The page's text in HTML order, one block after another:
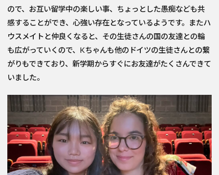
ので、お互い留学中の楽しい事、ちょっとした愚痴なども共
感することができ、心強い存在となっているようです。またハ
ウスメイトと仲良くなると、その生徒さんの国の友達との輪
も広がっていくので、Kちゃんも他のドイツの生徒さんとの繋
がりもできており、新学期からすぐにお友達がたくさんできて
いました。